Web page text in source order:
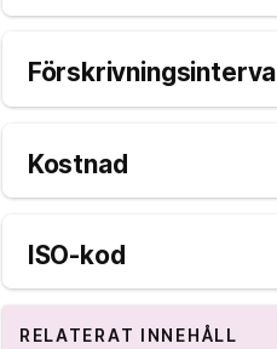
Förskrivningsintervall
Kostnad
ISO-kod
RELATERAT INNEHÅLL